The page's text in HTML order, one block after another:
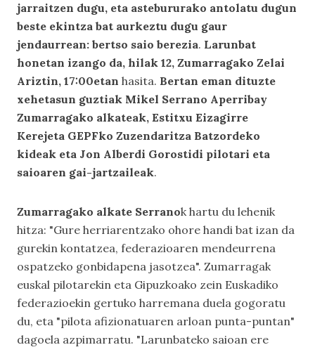
jarraitzen dugu, eta astebururako antolatu dugun
beste ekintza bat aurkeztu dugu gaur
jendaurrean: bertso saio berezia. Larunbat
honetan izango da, hilak 12, Zumarragako Zelai
Ariztin, 17:00etan hasita. Bertan eman dituzte
xehetasun guztiak Mikel Serrano Aperribay
Zumarragako alkateak, Estitxu Eizagirre
Kerejeta GEPFko Zuzendaritza Batzordeko
kideak eta Jon Alberdi Gorostidi pilotari eta
saioaren gai-jartzaileak.
Zumarragako alkate Serranok hartu du lehenik
hitza: "Gure herriarentzako ohore handi bat izan da
gurekin kontatzea, federazioaren mendeurrena
ospatzeko gonbidapena jasotzea". Zumarragak
euskal pilotarekin eta Gipuzkoako zein Euskadiko
federazioekin gertuko harremana duela gogoratu
du, eta "pilota afizionatuaren arloan punta-puntan"
dagoela azpimarratu. "Larunbateko saioan ere